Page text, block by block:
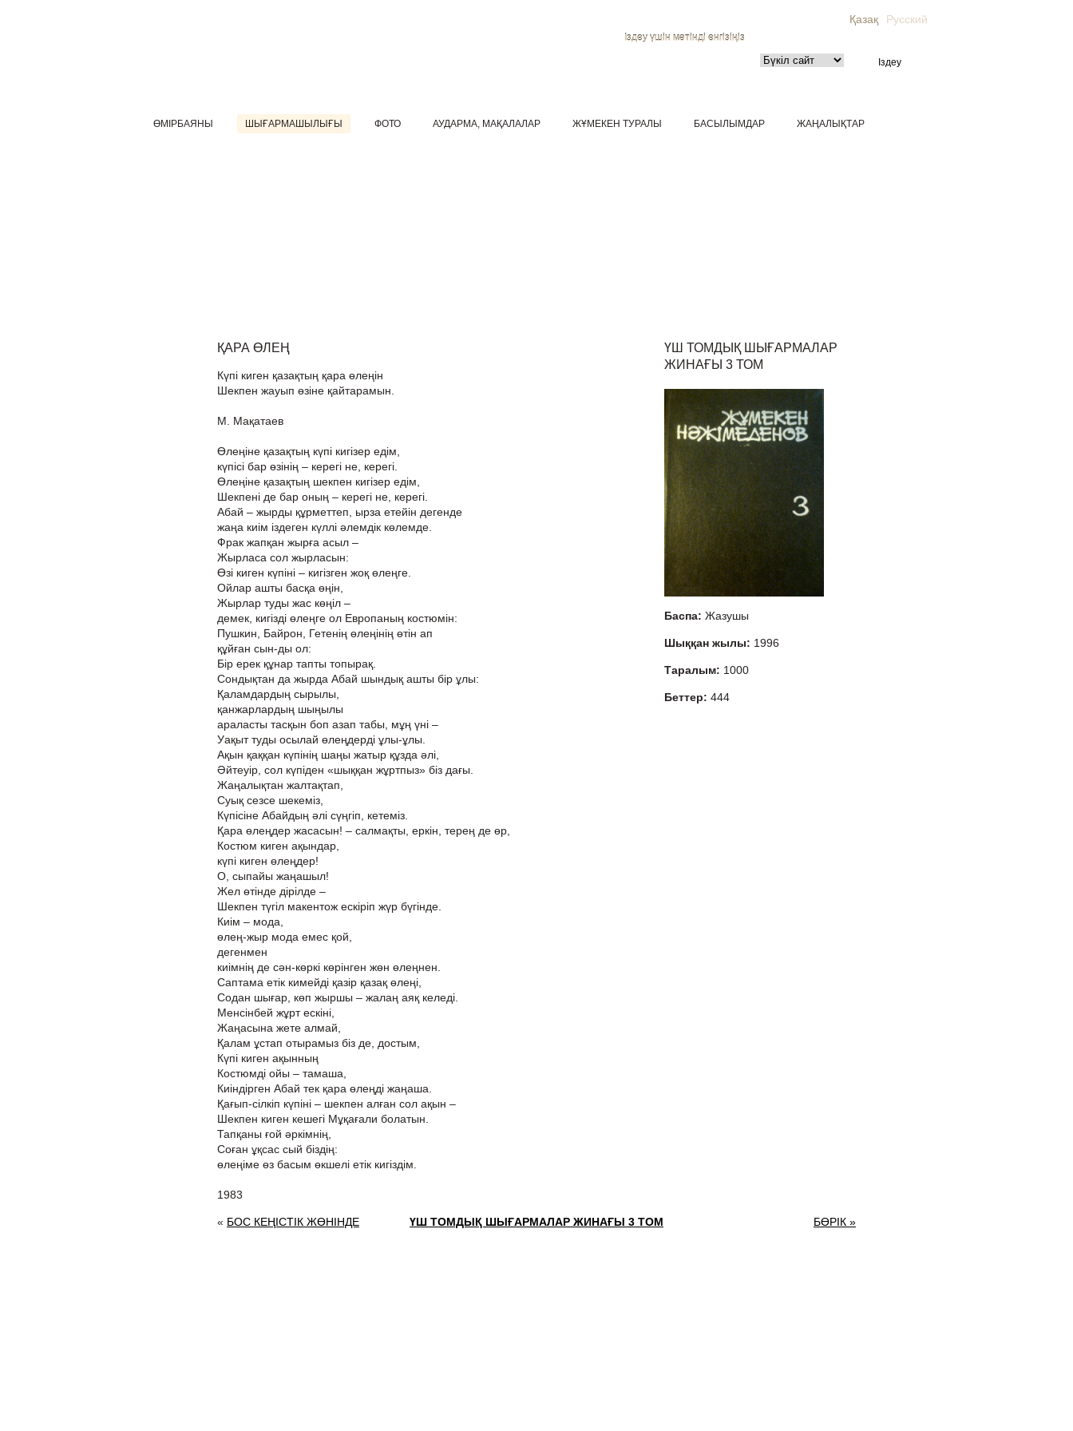
Қазақ Русский
Іздеу үшін мәтінді енгізіңіз
ӨМІРБАЯНЫ ШЫҒАРМАШЫЛЫҒЫ ФОТО АУДАРМА, МАҚАЛАЛАР ЖҰМЕКЕН ТУРАЛЫ БАСЫЛЫМДАР ЖАҢАЛЫҚТАР
ҚАРА ӨЛЕҢ
Күпі киген қазақтың қара өлеңін
Шекпен жауып өзіне қайтарамын.
М. Мақатаев
Өлеңіне қазақтың күпі кигізер едім,
күпісі бар өзінің – керегі не, керегі.
Өлеңіне қазақтың шекпен кигізер едім,
Шекпені де бар оның – керегі не, керегі.
Абай – жырды құрметтеп, ырза етейін дегенде
жаңа киім іздеген күллі әлемдік көлемде.
Фрак жапқан жырға асыл –
Жырласа сол жырласын:
Өзі киген күпіні – кигізген жоқ өлеңге.
Ойлар ашты басқа өңін,
Жырлар туды жас көңіл –
демек, кигізді өлеңге ол Европаның костюмін:
Пушкин, Байрон, Гетенің өлеңінің өтін ап
құйған сын-ды ол:
Бір ерек құнар тапты топырақ.
Сондықтан да жырда Абай шындық ашты бір ұлы:
Қаламдардың сырылы,
қанжарлардың шыңылы
араласты тасқын боп азап табы, мұң үні –
Уақыт туды осылай өлеңдерді ұлы-ұлы.
Ақын қаққан күпінің шаңы жатыр құзда әлі,
Әйтеуір, сол күпіден «шыққан жұртпыз» біз дағы.
Жаңалықтан жалтақтап,
Суық сезсе шекеміз,
Күпісіне Абайдың әлі сүңгіп, кетеміз.
Қара өлеңдер жасасын! – салмақты, еркін, терең де өр,
Костюм киген ақындар,
күпі киген өлеңдер!
О, сыпайы жаңашыл!
Жел өтінде дірілде –
Шекпен түгіл макентож ескіріп жүр бүгінде.
Киім – мода,
өлең-жыр мода емес қой,
дегенмен
киімнің де сән-көркі көрінген жөн өлеңнен.
Саптама етік кимейді қазір қазақ өлеңі,
Содан шығар, көп жыршы – жалаң аяқ келеді.
Менсінбей жұрт ескіні,
Жаңасына жете алмай,
Қалам ұстап отырамыз біз де, достым,
Күпі киген ақынның
Костюмді ойы – тамаша,
Киіндірген Абай тек қара өлеңді жаңаша.
Қағып-сілкіп күпіні – шекпен алған сол ақын –
Шекпен киген кешегі Мұқағали болатын.
Тапқаны ғой әркімнің,
Соған ұқсас сый біздің:
өлеңіме өз басым өкшелі етік кигіздім.
1983
ҮШ ТОМДЫҚ ШЫҒАРМАЛАР
ЖИНАҒЫ 3 ТОМ
Баспа: Жазушы
Шыққан жылы: 1996
Таралым: 1000
Беттер: 444
« БОС КЕҢІСТІК ЖӨНІНДЕ ҮШ ТОМДЫҚ ШЫҒАРМАЛАР ЖИНАҒЫ 3 ТОМ БӨРІК »